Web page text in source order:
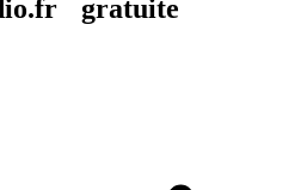
gratuite